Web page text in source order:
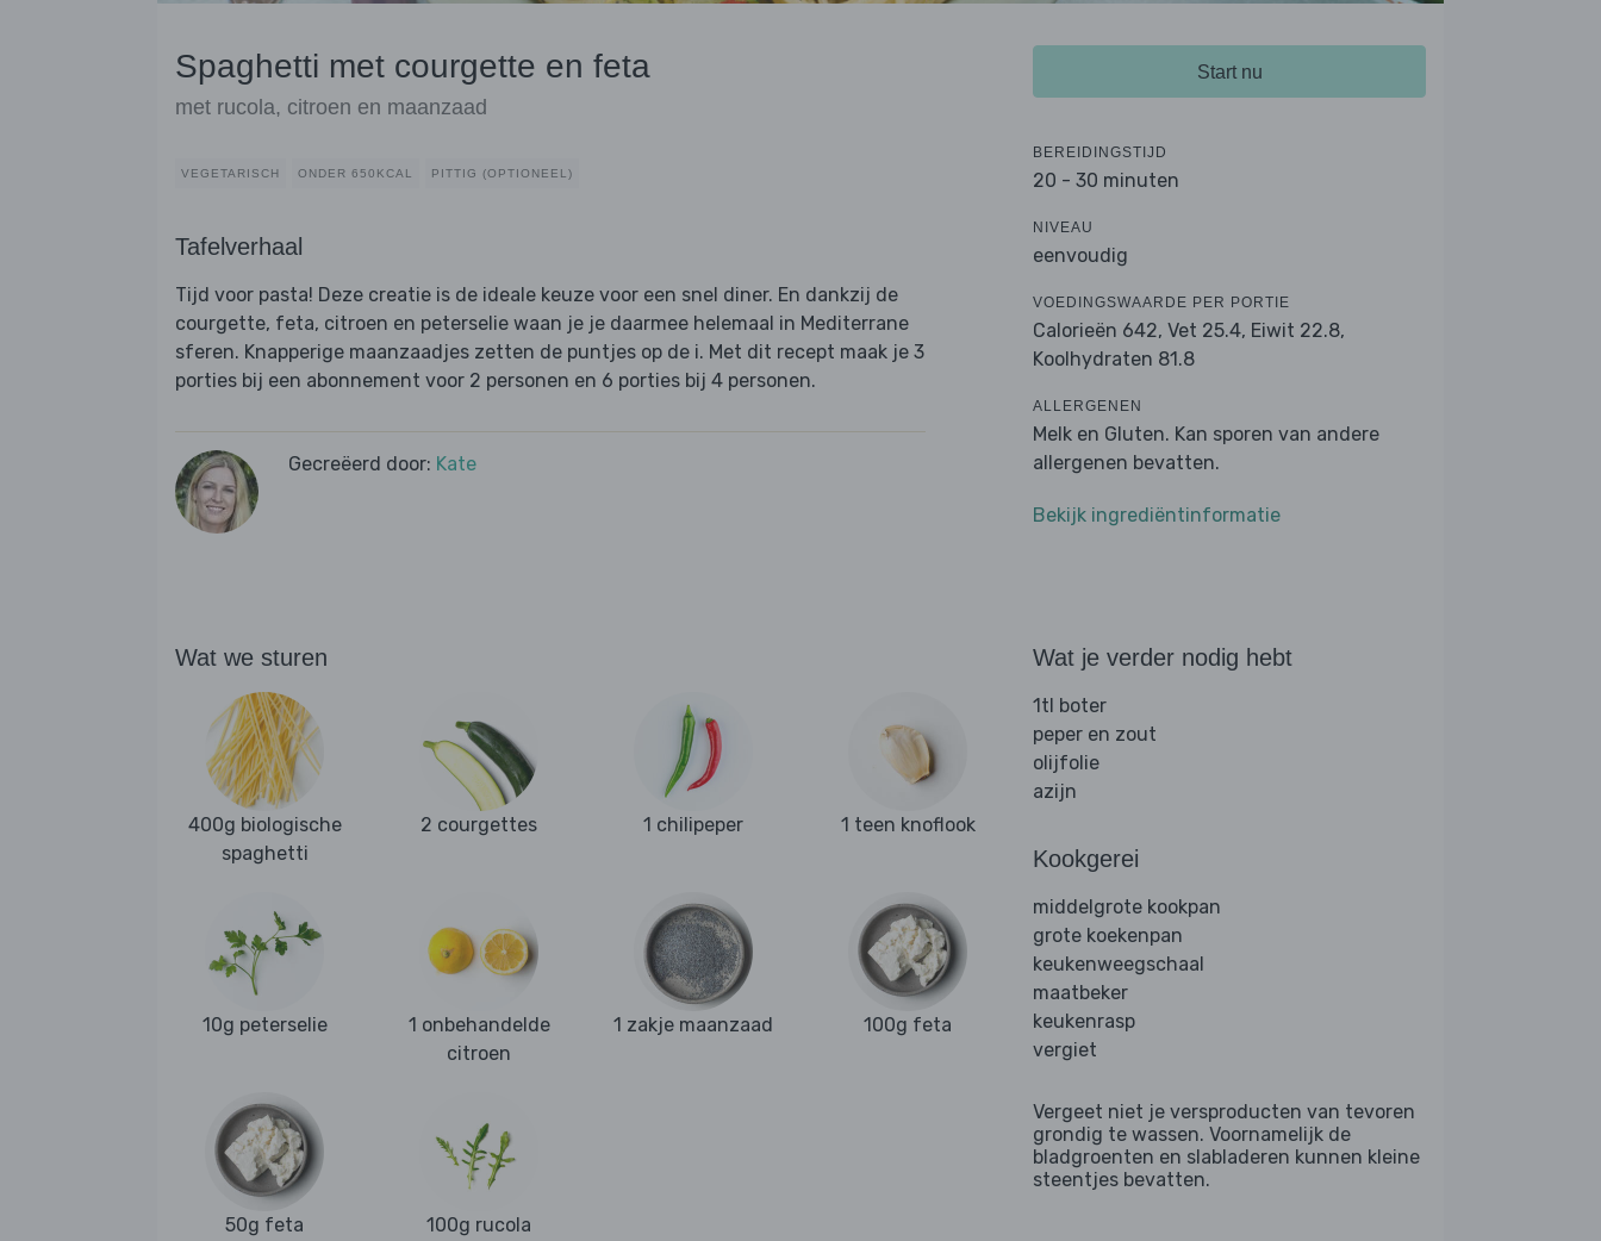
Spaghetti met courgette en feta
met rucola, citroen en maanzaad
VEGETARISCH ONDER 650KCAL PITTIG (OPTIONEEL)
Tafelverhaal
Tijd voor pasta! Deze creatie is de ideale keuze voor een snel diner. En dankzij de
courgette, feta, citroen en peterselie waan je je daarmee helemaal in Mediterrane
sferen. Knapperige maanzaadjes zetten de puntjes op de i. Met dit recept maak je 3
porties bij een abonnement voor 2 personen en 6 porties bij 4 personen.
Gecreëerd door: Kate
Start nu
BEREIDINGSTIJD
20 - 30 minuten
NIVEAU
eenvoudig
VOEDINGSWAARDE PER PORTIE
Calorieën 642, Vet 25.4, Eiwit 22.8,
Koolhydraten 81.8
ALLERGENEN
Melk en Gluten. Kan sporen van andere
allergenen bevatten.
Bekijk ingrediëntinformatie
Wat we sturen
400g biologische
spaghetti
2 courgettes 1 chilipeper 1 teen knoflook
10g peterselie
1 onbehandelde
citroen
1 zakje maanzaad 100g feta
50g feta 100g rucola
Wat je verder nodig hebt
1tl boter
peper en zout
olijfolie
azijn
Kookgerei
middelgrote kookpan
grote koekenpan
keukenweegschaal
maatbeker
keukenrasp
vergiet
Vergeet niet je versproducten van tevoren
grondig te wassen. Voornamelijk de
bladgroenten en slabladeren kunnen kleine
steentjes bevatten.